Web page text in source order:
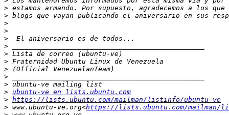
>
>
>
>
>
>
>
>
>
>
>
> ubuntu-ve en lists.ubuntu.com
> https://lists.ubuntu.com/mailman/listinfo/ubuntu-ve
> www.ubuntu-ve.org<https://lists.ubuntu.com/mailman/